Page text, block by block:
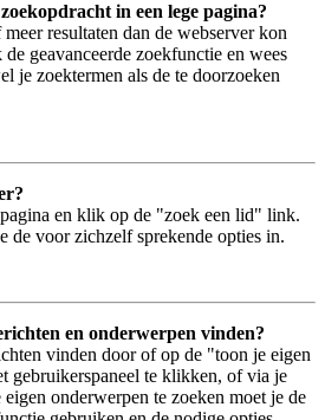
in een lege pagina?
resultaten dan de webserver kon
geavanceerde zoekfunctie en wees
je zoektermen als de te doorzoeken
en klik op de "zoek een lid" link.
de voor zichzelf sprekende opties in.
en onderwerpen vinden?
vinden door of op de "toon je eigen
gebruikerspaneel te klikken, of via je
onderwerpen te zoeken moet je de